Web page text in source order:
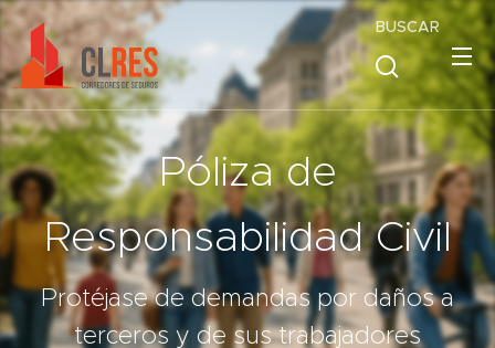
BUSCAR
Póliza de
Responsabilidad Civil
Protéjase de demandas por daños a
terceros y de sus trabajadores